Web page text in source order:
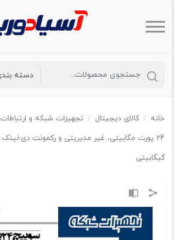
خانه / کالای دیجیتال / تجهیزات شبکه و ارتباطات
گیگابیتی